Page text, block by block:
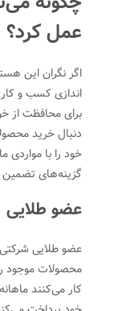
عمل کرد؟
اگر نگران این
اندازی کسب و
برای محافظت از
دنبال خرید
خود را با مواردی
گزینه‌های تضمین
عضو طلایی
عضو طلایی
محصولات موجود
کار می‌کنند